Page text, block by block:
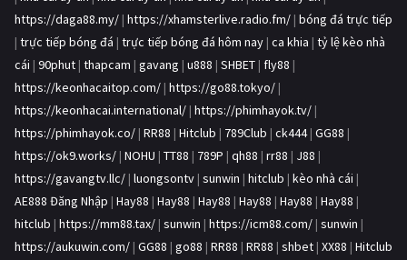
https://daga88.my/ | https://xhamsterlive.radio.fm/ | bóng đá trực tiếp
| trực tiếp bóng đá | trực tiếp bóng đá hôm nay | ca khia | tỷ lệ kèo nhà
cái | 90phut | thapcam | gavang | u888 | SHBET | fly88 |
https://keonhacaitop.com/ | https://go88.tokyo/ |
https://keonhacai.international/ | https://phimhayok.tv/ |
https://phimhayok.co/ | RR88 | Hitclub | 789Club | ck444| GG88 |
https://ok9.works/ | NOHU | TT88 | 789P | qh88 | rr88 | J88 |
https://gavangtv.llc/ | luongsontv | sunwin | hitclub | kèo nhà cái |
AE888 Đăng Nhập | Hay88 | Hay88 | Hay88 | Hay88 | Hay88 | Hay88 |
hitclub | https://mm88.tax/ | sunwin | https://icm88.com/ | sunwin |
https://aukuwin.com/ | GG88 | go88 | RR88 | RR88 | shbet | XX88 | Hitclub